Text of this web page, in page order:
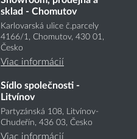
sklad - Chomutov
Karlovarská ulice č.parcely
4166/1, Chomutov, 430 01,
Česko
Viac informácií
Sídlo společnosti -
Litvínov
Partyzánská 108, Litvínov-
Chudeřín, 436 03, Česko
Viac informácií